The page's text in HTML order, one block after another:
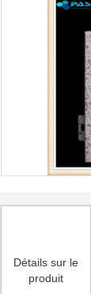
Détails sur le
produit